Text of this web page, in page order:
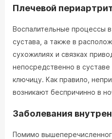
Плечевой
Воспалительные процессы
сустава, а также в
сухожилиях и связках
непосредственно в
ключицу. Как правило,
возникают беспричинно в
Заболевания
Помимо